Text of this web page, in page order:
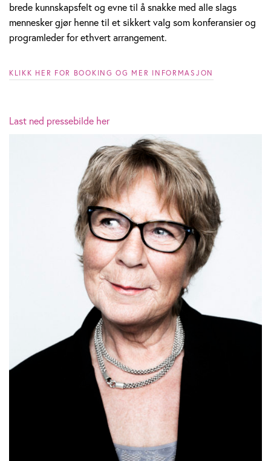
brede kunnskapsfelt og evne til å snakke med alle slags
mennesker gjør henne til et sikkert valg som konferansier og
programleder for ethvert arrangement.
KLIKK HER FOR BOOKING OG MER INFORMASJON
Last ned pressebilde her